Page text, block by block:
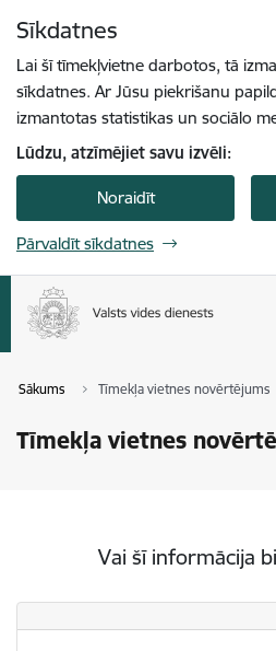
Sīkdatnes
Lai šī tīmekļvietne darbotos, tā
sīkdatnes. Ar Jūsu piekrišanu
izmantotas statistikas un sociālo
Lūdzu, atzīmējiet savu izvēli:
Noraidīt
Pārvaldīt sīkdatnes
Sākums Tīmekļa vietnes novērtējums
Tīmekļa vietnes
Vai šī informācija
Vai šī informācija bija